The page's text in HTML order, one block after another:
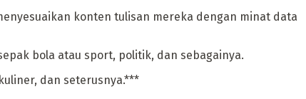
konten tulisan mereka dengan minat data
bola atau sport, politik, dan sebagainya.
dan seterusnya.***